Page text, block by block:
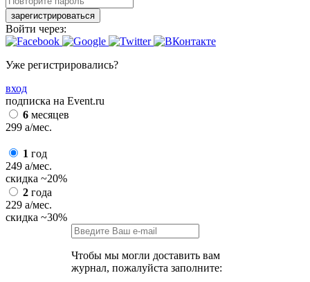
зарегистрироваться
Войти через:
Уже регистрировались?
вход
подписка на Event.ru
6 месяцев
299 a/мес.
1 год
249 a/мес.
скидка ~20%
2 года
229 a/мес.
скидка ~30%
Чтобы мы могли доставить вам
журнал, пожалуйста заполните: